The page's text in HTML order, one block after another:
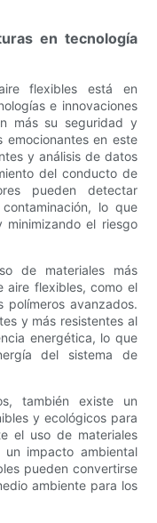
en tecnología
flexibles está en
e innovaciones
más su seguridad y
emocionantes en este
y análisis de datos
del conducto de
pueden detectar
lo que
minimizando el riesgo
de materiales más
aire flexibles, como el
avanzados.
y más resistentes al
energética, lo que
del sistema de
también existe un
y ecológicos para
el uso de materiales
impacto ambiental
pueden convertirse
ambiente para los